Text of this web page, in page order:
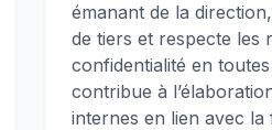
émanant de la
de tiers et respecte les
confidentialité en
contribue à
internes en lien avec